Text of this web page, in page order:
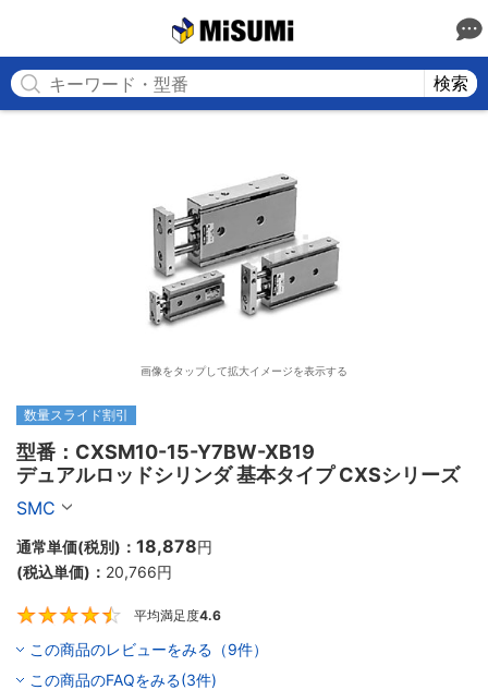
検索
画像をタップして拡大イメージを表示する
数量スライド割引
型番：CXSM10-15-Y7BW-XB19
デュアルロッドシリンダ 基本タイプ CXSシリーズ
SMC
通常単価(税別)： 18,878円
(税込単価)： 20,766円
平均満足度4.6
この商品のレビューをみる（9件）
この商品のFAQをみる(3件)